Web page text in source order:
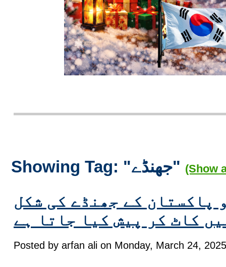
Showing Tag: "جھنڈے" (Show
پاکستان کے جھنڈے کی شکل
کاٹ کر پیش کیا جاتا ہے
Posted by arfan ali on Monday, March 24,